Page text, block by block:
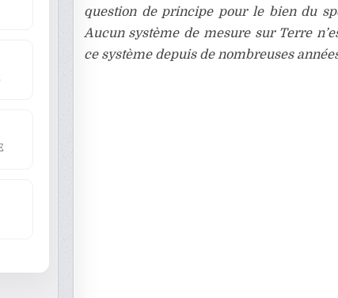
question de principe pour le bien du
Aucun système de mesure sur Terre
ce système depuis de nombreuses